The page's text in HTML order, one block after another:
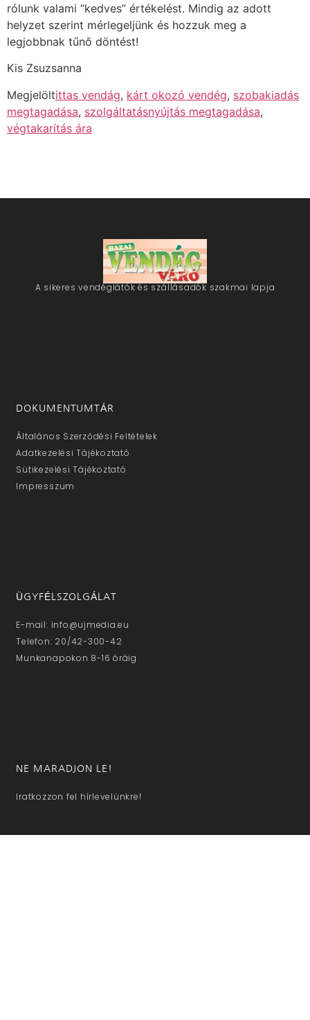
rólunk valami “kedves” értékelést. Mindig az adott
helyzet szerint mérlegeljünk és hozzuk meg a
legjobbnak tűnő döntést!
Kis Zsuzsanna
Megjelöltittas vendág, kárt okozó vendég, szobakiadás
megtagadása, szolgáltatásnyújtás megtagadása,
végtakarítás ára
A sikeres vendéglátók és szállásadók szakmai lapja
DOKUMENTUMTÁR
Általános Szerződési Feltételek
Adatkezelési Tájékoztató
Sütikezelési Tájékoztató
Impresszum
ÜGYFÉLSZOLGÁLAT
E-mail: info@ujmedia.eu
Telefon: 20/42-300-42
Munkanapokon 8-16 óráig
NE MARADJON LE!
Iratkozzon fel hírlevelünkre!